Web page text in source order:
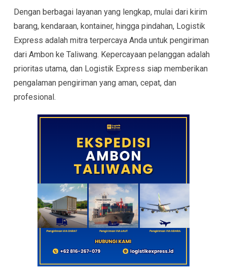
Dengan berbagai layanan yang lengkap, mulai dari kirim
barang, kendaraan, kontainer, hingga pindahan, Logistik
Express adalah mitra terpercaya Anda untuk pengiriman
dari Ambon ke Taliwang. Kepercayaan pelanggan adalah
prioritas utama, dan Logistik Express siap memberikan
pengalaman pengiriman yang aman, cepat, dan
profesional.